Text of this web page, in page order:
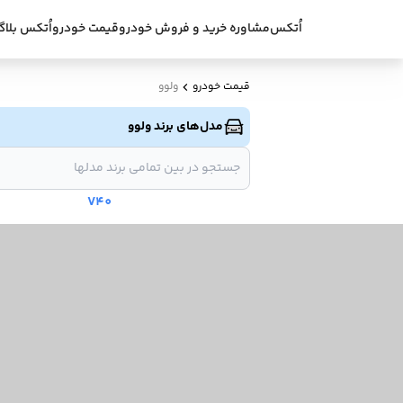
اُتکسمشاوره خرید و فروش خودروقیمت خودرواُتکس
قیمت خودرو ولوو
مدل‌های برند ولوو
V40